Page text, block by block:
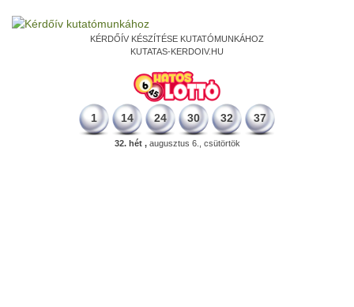
KÉRDŐÍV KÉSZÍTÉSE KUTATÓMUNKÁHOZ
KUTATAS-KERDOIV.HU
1 14 24 30 32 37
32. hét ,augusztus 6., csütörtök